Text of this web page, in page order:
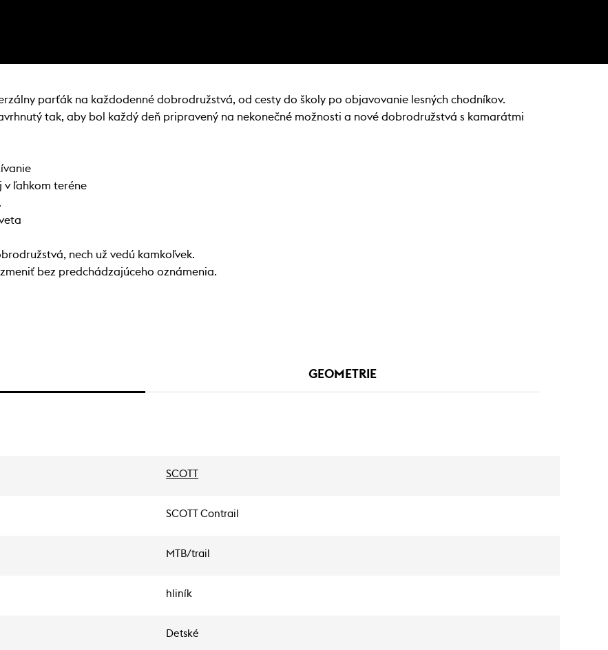
parťák na každodenné dobrodružstvá, od cesty do školy po objavovanie lesných chodníkov.
tak, aby bol každý deň pripravený na nekonečné možnosti a nové dobrodružstvá s kamarátmi
v ľahkom teréne
nech už vedú kamkoľvek.
bez predchádzajúceho oznámenia.
GEOMETRIE
SCOTT
SCOTT Contrail
MTB/trail
hliník
Detské